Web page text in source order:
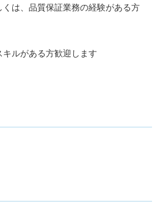
は、品質保証業務の経験がある方
ルがある方歓迎します